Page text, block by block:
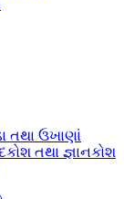
તથા ઉખાણાં
તથા જ્ઞાનકોશ